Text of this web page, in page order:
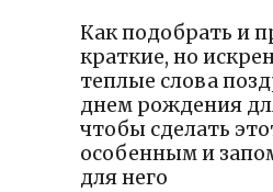
Как подобрать и
краткие, но
теплые слова
днем рождения
чтобы сделать
особенным и
для него